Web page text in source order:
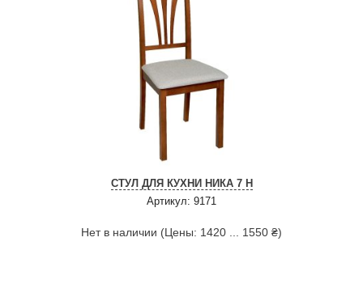
СТУЛ ДЛЯ КУХНИ НИКА 7 Н
Артикул: 9171
Нет в наличии (Цены: 1420 ... 1550 ₴)